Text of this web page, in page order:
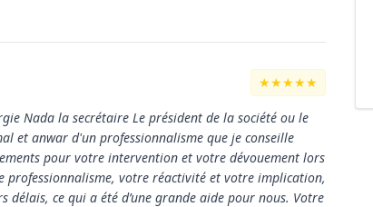
★★★★★
Nada la secrétaire Le président de la société ou le
et anwar d'un professionnalisme que je conseille
pour votre intervention et votre dévouement lors
professionnalisme, votre réactivité et votre implication,
ce qui a été d’une grande aide pour nous. Votre